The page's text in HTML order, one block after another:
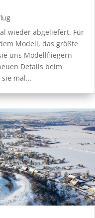
wieder abgeliefert. Für
Modell, das größte
uns Modellfliegern
Details beim
sie mal…